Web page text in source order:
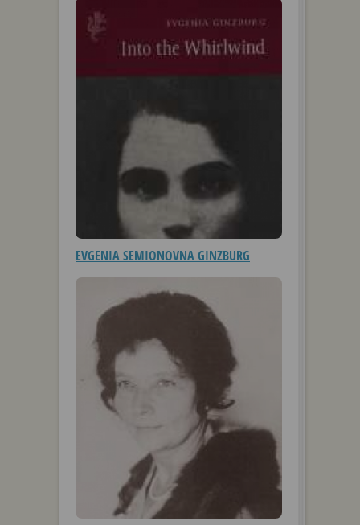
EVGENIA SEMIONOVNA GINZBURG